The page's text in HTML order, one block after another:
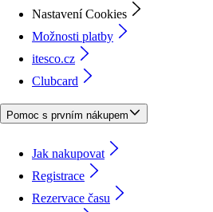
Nastavení Cookies
Možnosti platby
itesco.cz
Clubcard
Pomoc s prvním nákupem
Jak nakupovat
Registrace
Rezervace času